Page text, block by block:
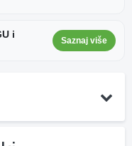
i
Saznaj više